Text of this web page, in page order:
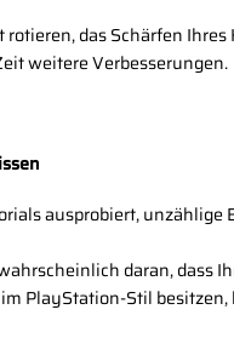
das Schärfen
weitere Verbesserungen.
ausprobiert,
daran, dass
PlayStation-Stil